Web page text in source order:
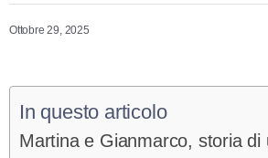
Ottobre 29, 2025
In questo articolo
Martina e Gianmarco, storia di